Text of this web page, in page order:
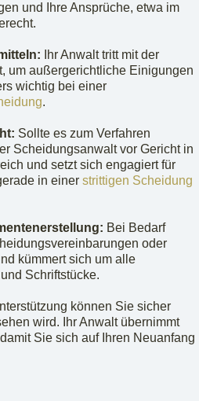
und Ihre Ansprüche, etwa im
Ihr Anwalt tritt mit der
um außergerichtliche Einigungen
wichtig bei einer
.
Sollte es zum Verfahren
Scheidungsanwalt vor Gericht in
und setzt sich engagiert für
in einer strittigen Scheidung
Bei Bedarf
oder
kümmert sich um alle
Schriftstücke.
können Sie sicher
wird. Ihr Anwalt übernimmt
Sie sich auf Ihren Neuanfang